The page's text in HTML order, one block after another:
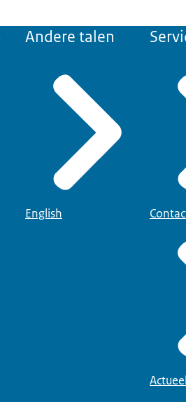
Andere talen
English
Actueel